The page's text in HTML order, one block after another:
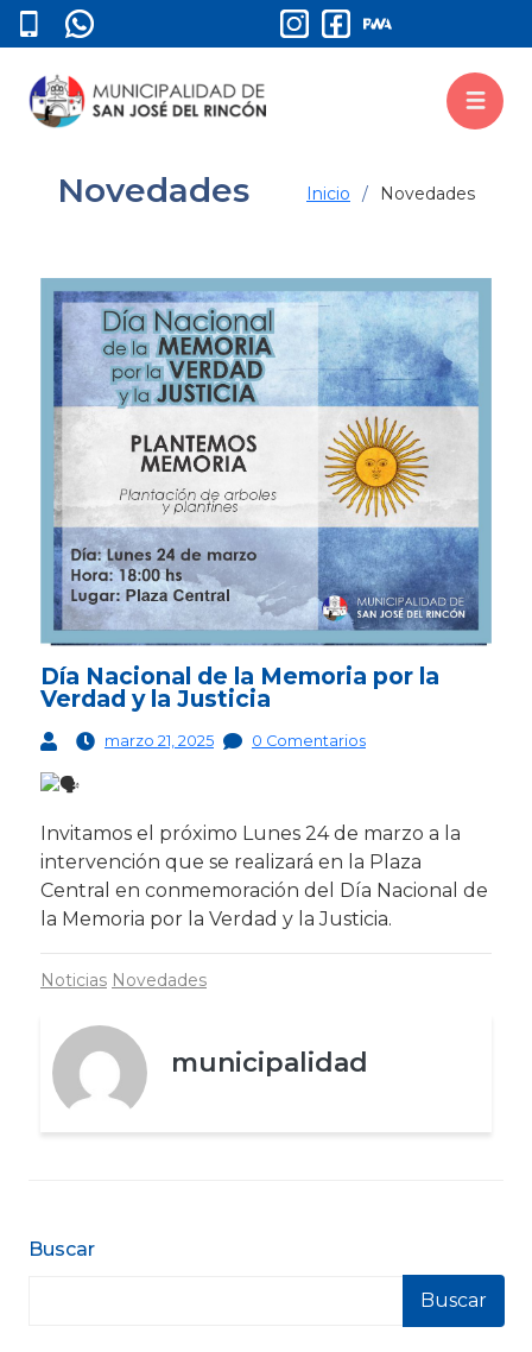
Buscar
Buscar
Novedades Inicio Novedades
Día Nacional de la Memoria por la
Verdad y la Justicia
marzo 21, 2025 0 Comentarios
Invitamos el próximo Lunes 24 de marzo a la
intervención que se realizará en la Plaza
Central en conmemoración del Día Nacional de
la Memoria por la Verdad y la Justicia.
Noticias Novedades
municipalidad